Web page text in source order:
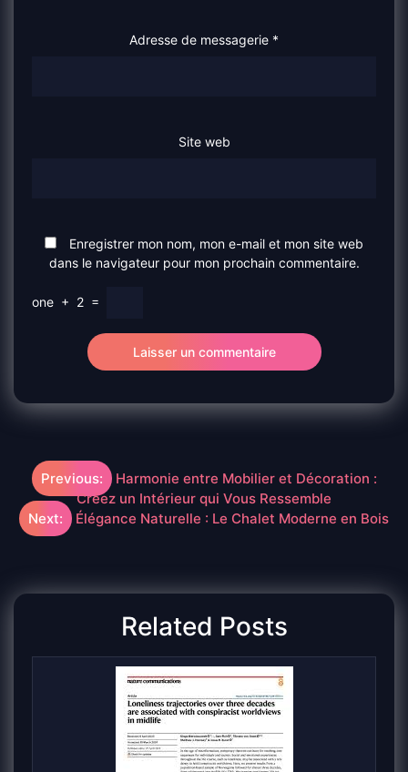
Adresse de messagerie *
Site web
Enregistrer mon nom, mon e-mail et mon site web
dans le navigateur pour mon prochain commentaire.
one + 2 =
Navigation
de
Previous:
Harmonie entre Mobilier et Décoration :
Créez un Intérieur qui Vous Ressemble
Next:
Élégance Naturelle : Le Chalet Moderne en Bois
Related Posts